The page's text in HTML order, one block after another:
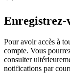
Enregistrez-
Pour avoir accès à
compte. Vous
consulter
notifications par